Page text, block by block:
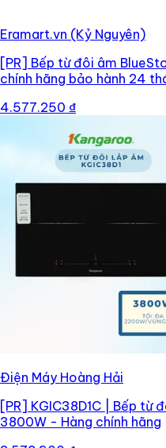
Eramart.vn (Kỷ Nguyên)
[PR] Bếp từ đôi âm
chính hãng bảo hành 24
4.577.250 ₫
Điện Máy Hoàng Hải
[PR] KGIC38D1C | Bếp từ
3800W - Hàng chính hãng